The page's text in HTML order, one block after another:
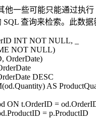
他一些可能只能通过执
查询来检索。此数
INT NOT NULL, _
NULL)
OrderDate)
DESC
AS
ON t.OrderID =
= p.ProductID